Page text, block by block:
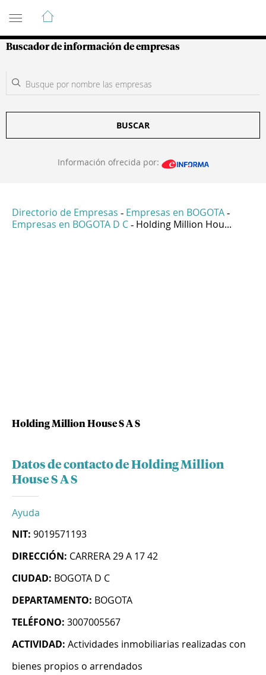
Guía de Empresas Colombianas
Buscador de información de empresas
BUSCAR
Información ofrecida por:
Directorio de Empresas - Empresas en BOGOTA -
Empresas en BOGOTA D C - Holding Million Hou...
Holding Million House S A S
Datos de contacto de Holding Million
House S A S
Ayuda
NIT: 9019571193
DIRECCIÓN: CARRERA 29 A 17 42
CIUDAD: BOGOTA D C
DEPARTAMENTO: BOGOTA
TELÉFONO: 3007005567
ACTIVIDAD: Actividades inmobiliarias realizadas con
bienes propios o arrendados